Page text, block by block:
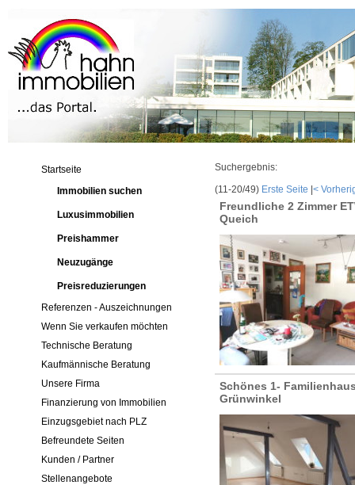
Startseite
Immobilien suchen
Luxusimmobilien
Preishammer
Neuzugänge
Preisreduzierungen
Referenzen - Auszeichnungen
Wenn Sie verkaufen möchten
Technische Beratung
Kaufmännische Beratung
Unsere Firma
Finanzierung von Immobilien
Einzugsgebiet nach PLZ
Befreundete Seiten
Kunden / Partner
Stellenangebote
Suchergebnis:
(11-20/49) Erste Seite <
Freundliche 2 Zimmer
Queich
Schönes 1-
Grünwinkel